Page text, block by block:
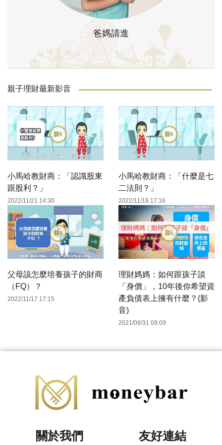
爸媽請進
親子理財最新影音
小馬哈教財商：「認識股東
跟股利？」
2022/11/21 14:30
小馬哈教財商：「什麼是七
二法則？」
2022/11/18 17:16
父母該怎麼培養孩子的財商
（FQ）？
2022/11/17 17:15
理財媽媽：如何跟孩子談
「身價」，10年後你希望資
產負債表上擁有什麼？(影
音)
2021/08/31 09:09
關於我們 友好連結